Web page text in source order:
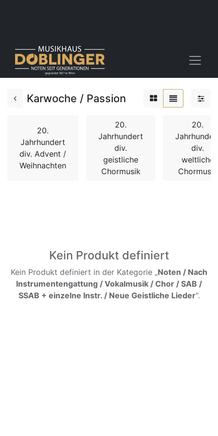
Karwoche / Passion
20.
Jahrhundert
div. Advent /
Weihnachten
20.
Jahrhundert
div.
geistliche
Chormusik
20.
div.
weltliche
Chormusik
Kein Produkt definiert
Kein Produkt definiert in der Kategorie „Noten / Nach
Instrumentengattung / Vokalmusik / Chor / SAB /
SSAB + einzelne Instr. / Neue Geistliche Lieder".